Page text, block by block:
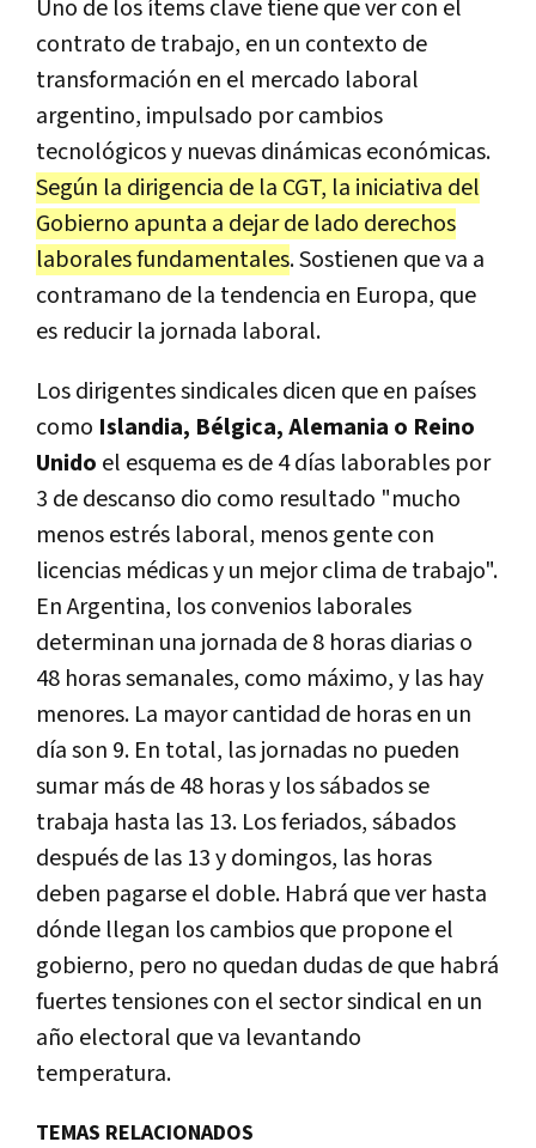
Uno de los ítems clave tiene que ver con el
contrato de trabajo, en un contexto de
transformación en el mercado laboral
argentino, impulsado por cambios
tecnológicos y nuevas dinámicas económicas.
Según la dirigencia de la CGT, la iniciativa del
Gobierno apunta a dejar de lado derechos
laborales fundamentales. Sostienen que va a
contramano de la tendencia en Europa, que
es reducir la jornada laboral.
Los dirigentes sindicales dicen que en países
como Islandia, Bélgica, Alemania o Reino
Unido el esquema es de 4 días laborables por
3 de descanso dio como resultado "mucho
menos estrés laboral, menos gente con
licencias médicas y un mejor clima de trabajo".
En Argentina, los convenios laborales
determinan una jornada de 8 horas diarias o
48 horas semanales, como máximo, y las hay
menores. La mayor cantidad de horas en un
día son 9. En total, las jornadas no pueden
sumar más de 48 horas y los sábados se
trabaja hasta las 13. Los feriados, sábados
después de las 13 y domingos, las horas
deben pagarse el doble. Habrá que ver hasta
dónde llegan los cambios que propone el
gobierno, pero no quedan dudas de que habrá
fuertes tensiones con el sector sindical en un
año electoral que va levantando
temperatura.
TEMAS RELACIONADOS